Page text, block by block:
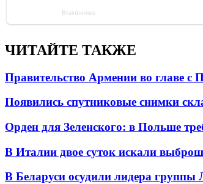
ЧИТАЙТЕ ТАКЖЕ
Правительство Армении во главе с
Появились спутниковые снимки
Орден для Зеленского: в Польше
В Италии двое суток искали
В Беларуси осудили лидера